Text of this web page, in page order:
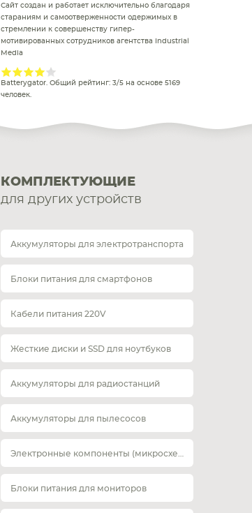
Сайт создан и работает исключительно благодаря
стараниям и самоотверженности одержимых в
стремлении к совершенству гипер-
мотивированных сотрудников агентства Industrial
Media
Batterygator. Общий рейтинг: 3/5 на основе 5169
человек.
КОМПЛЕКТУЮЩИЕ
для других устройств
Аккумуляторы для электротранспорта
Блоки питания для смартфонов
Кабели питания 220V
Жесткие диски и SSD для ноутбуков
Аккумуляторы для радиостанций
Аккумуляторы для пылесосов
Блоки питания для мониторов